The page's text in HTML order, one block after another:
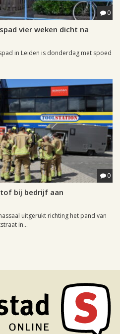
0
vier weken dicht na
in Leiden is donderdag met spoed
0
bij bedrijf aan
uitgerukt richting het pand van
in...